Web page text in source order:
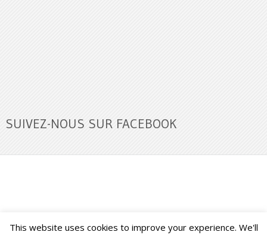
SUIVEZ-NOUS SUR FACEBOOK
This website uses cookies to improve your experience. We'll